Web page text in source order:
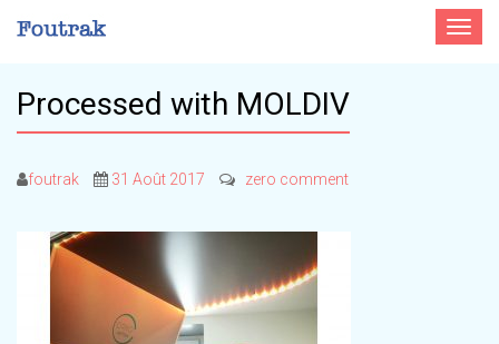
Toggle
Processed with MOLDIV
foutrak 31 Août 2017 zero comment